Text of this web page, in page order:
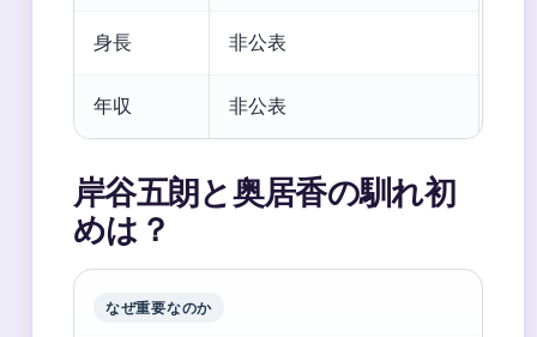
身長 非公表
年収 非公表
岸谷五朗と奥居香の馴れ初
めは？
なぜ重要なのか